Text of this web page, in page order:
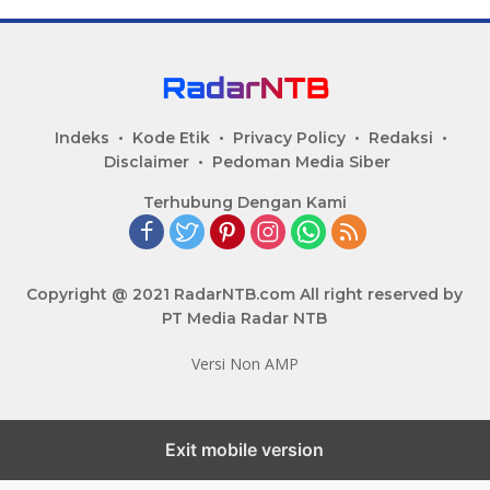
Indeks Kode Etik Privacy Policy
Redaksi
Disclaimer
Pedoman Media Siber
Terhubung Dengan Kami
Copyright @ 2021 RadarNTB.com All right reserved by
PT Media Radar NTB
Versi Non AMP
Exit mobile version